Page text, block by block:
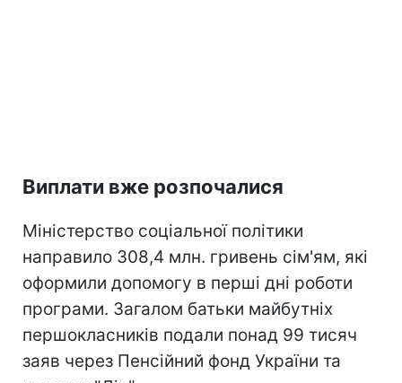
Виплати вже розпочалися
Міністерство соціальної політики
направило 308,4 млн. гривень сім'ям, які
оформили допомогу в перші дні роботи
програми. Загалом батьки майбутніх
першокласників подали понад 99 тисяч
заяв через Пенсійний фонд України та